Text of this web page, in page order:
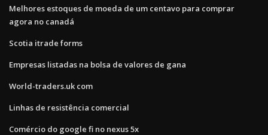
Melhores estoques de moeda de um centavo para comprar
agora no canadá
Scotia itrade forms
Empresas listadas na bolsa de valores de gana
World-traders.uk com
Linhas de resistência comercial
Comércio do google fi no nexus 5x